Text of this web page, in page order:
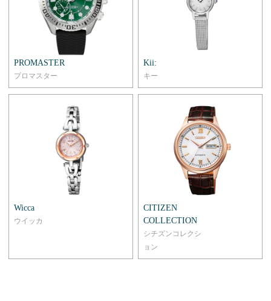
PROMASTER
プロマスター
Kii:
キー
Wicca
ウイッカ
CITIZEN
COLLECTION
シチズンコレクシ
ョン